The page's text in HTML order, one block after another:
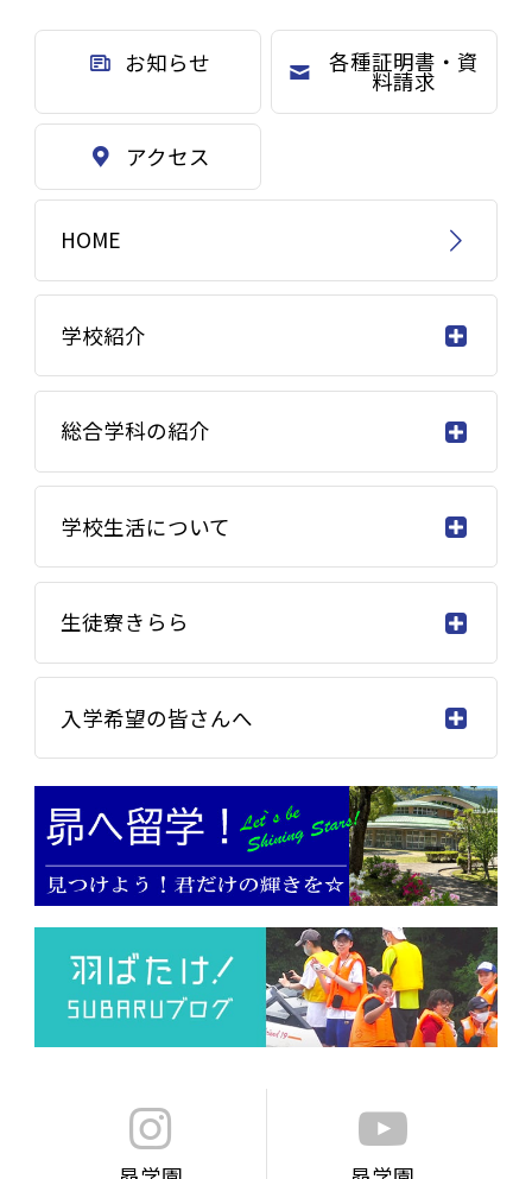
お知らせ 各種証明書・資
料請求
アクセス
HOME
学校紹介
総合学科の紹介
学校生活について
生徒寮きらら
入学希望の皆さんへ